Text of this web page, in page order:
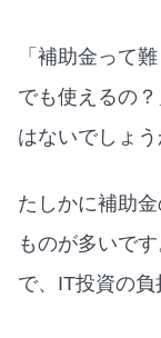
「補助金って
でも使えるの
はないでしょう
たしかに補助
ものが多いで
で、IT投資の負